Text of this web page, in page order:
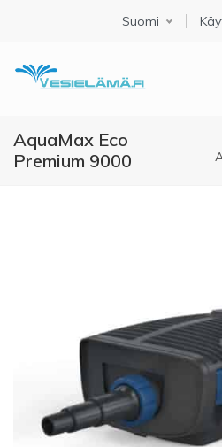
Select your
Suomi
AquaMax Eco
Premium 9000